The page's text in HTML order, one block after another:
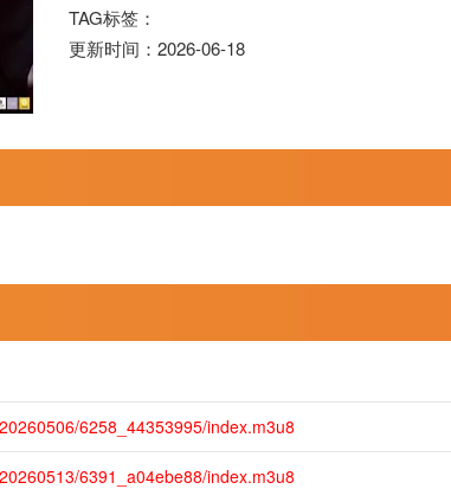
TAG标签：
更新时间：2026-06-18
6258_44353995/index.m3u8
6391_a04ebe88/index.m3u8